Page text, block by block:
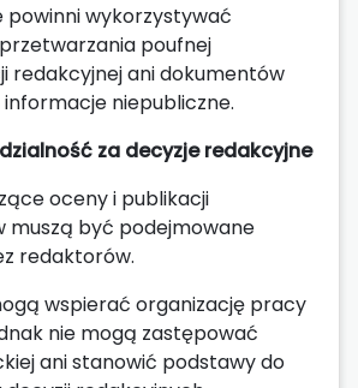
powinni wykorzystywać
poufnej
redakcyjnej ani dokumentów
niepubliczne.
za decyzje redakcyjne
oceny i publikacji
muszą być podejmowane
redaktorów.
wspierać organizację pracy
nie mogą zastępować
ani stanowić podstawy do